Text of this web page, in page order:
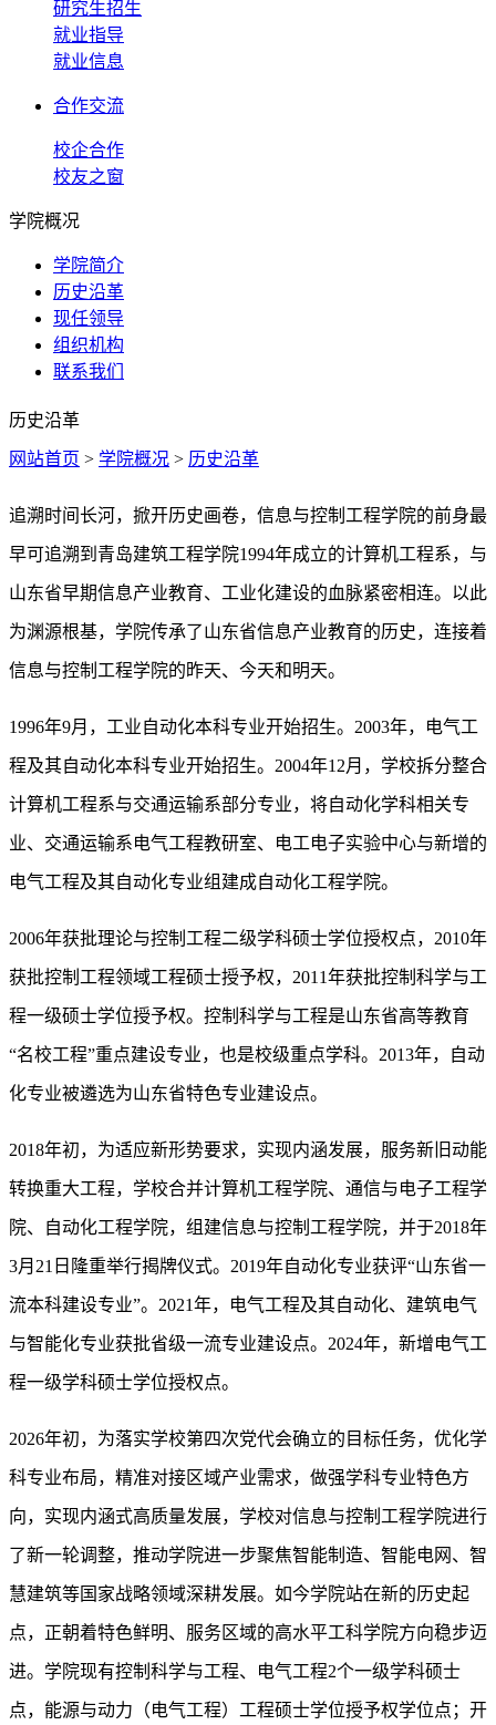
研究生招生
就业指导
就业信息
合作交流
校企合作
校友之窗
学院概况
学院简介
历史沿革
现任领导
组织机构
联系我们
历史沿革
网站首页 > 学院概况 > 历史沿革
追溯时间长河，掀开历史画卷，信息与控制工程学院的前身最
早可追溯到青岛建筑工程学院1994年成立的计算机工程系，与
山东省早期信息产业教育、工业化建设的血脉紧密相连。以此
为渊源根基，学院传承了山东省信息产业教育的历史，连接着
信息与控制工程学院的昨天、今天和明天。
1996年9月，工业自动化本科专业开始招生。2003年，电气工
程及其自动化本科专业开始招生。2004年12月，学校拆分整合
计算机工程系与交通运输系部分专业，将自动化学科相关专
业、交通运输系电气工程教研室、电工电子实验中心与新增的
电气工程及其自动化专业组建成自动化工程学院。
2006年获批理论与控制工程二级学科硕士学位授权点，2010年
获批控制工程领域工程硕士授予权，2011年获批控制科学与工
程一级硕士学位授予权。控制科学与工程是山东省高等教育
“名校工程”重点建设专业，也是校级重点学科。2013年，自动
化专业被遴选为山东省特色专业建设点。
2018年初，为适应新形势要求，实现内涵发展，服务新旧动能
转换重大工程，学校合并计算机工程学院、通信与电子工程学
院、自动化工程学院，组建信息与控制工程学院，并于2018年
3月21日隆重举行揭牌仪式。2019年自动化专业获评“山东省一
流本科建设专业”。2021年，电气工程及其自动化、建筑电气
与智能化专业获批省级一流专业建设点。2024年，新增电气工
程一级学科硕士学位授权点。
2026年初，为落实学校第四次党代会确立的目标任务，优化学
科专业布局，精准对接区域产业需求，做强学科专业特色方
向，实现内涵式高质量发展，学校对信息与控制工程学院进行
了新一轮调整，推动学院进一步聚焦智能制造、智能电网、智
慧建筑等国家战略领域深耕发展。如今学院站在新的历史起
点，正朝着特色鲜明、服务区域的高水平工科学院方向稳步迈
进。学院现有控制科学与工程、电气工程2个一级学科硕士
点，能源与动力（电气工程）工程硕士学位授予权学位点；开